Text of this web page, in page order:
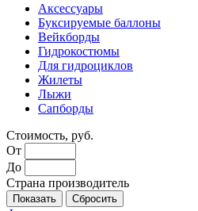
Аксессуары
Буксируемые баллоны
Вейкборды
Гидрокостюмы
Для гидроциклов
Жилеты
Лыжи
Сапборды
Стоимость, руб.
От
До
Страна производитель